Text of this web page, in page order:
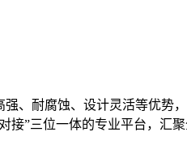
、耐腐蚀、设计灵活等优势
接”三位一体的专业平台，